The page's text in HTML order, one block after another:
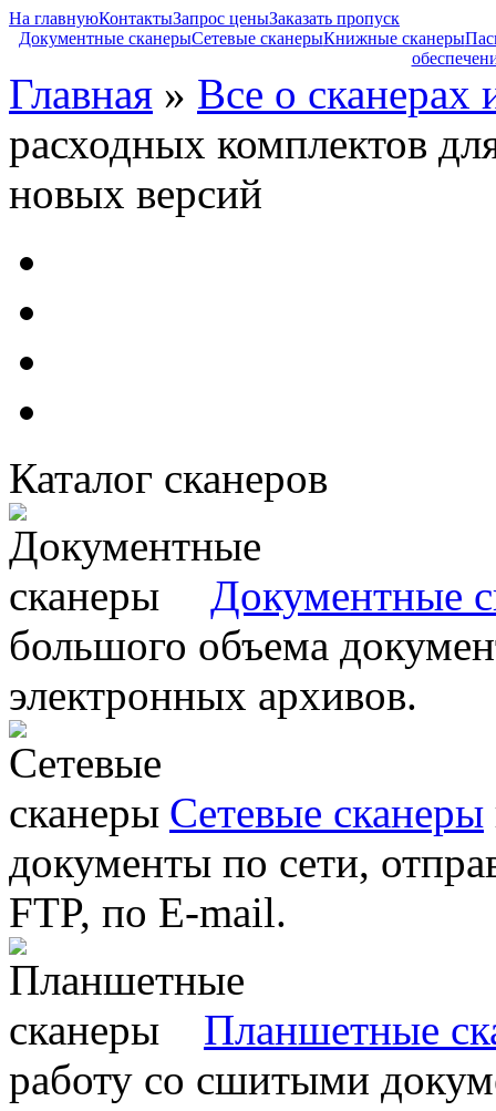
На главнуюКонтактыЗапрос ценыЗаказать пропуск
Документные сканерыСетевые сканерыКнижные сканеры
Главная » Все о сканерах
расходных комплектов
новых версий
Каталог сканеров
Документные
большого объема
электронных архивов.
Сетевые сканеры
документы по сети,
FTP, по E-mail.
Планшетные
работу со сшитыми